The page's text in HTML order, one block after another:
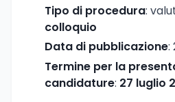
Tipo di procedura:
colloquio
Data di pubblicazione:
Termine per la
candidature: 27 luglio